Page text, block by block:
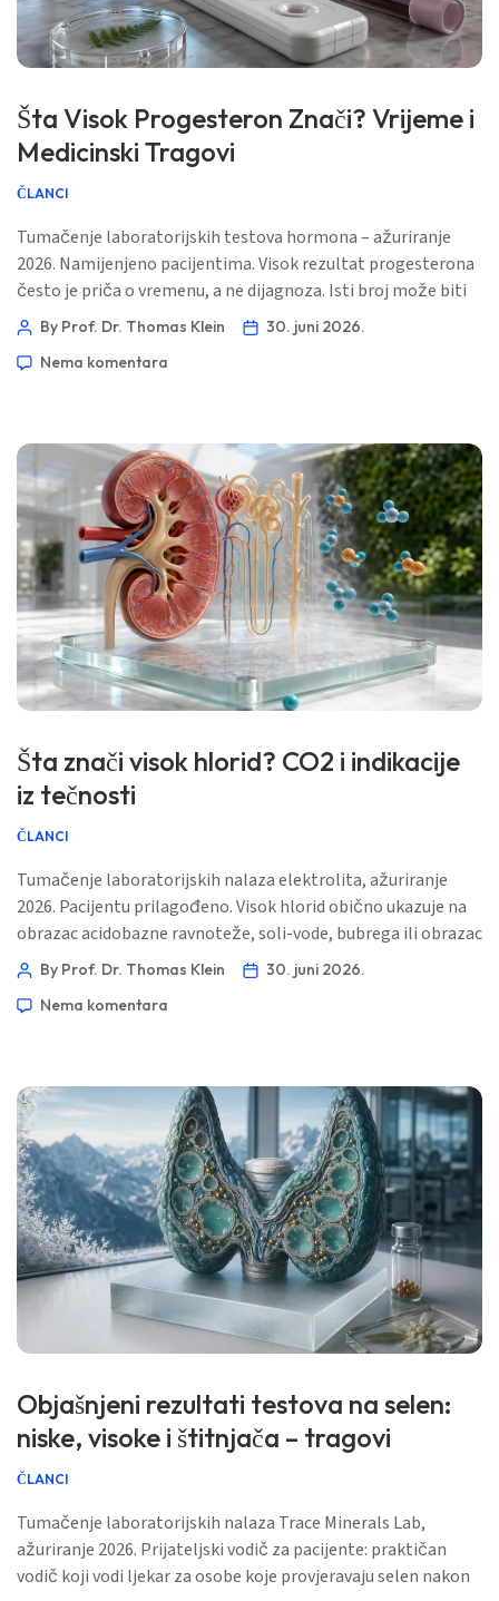
Šta Visok Progesteron Znači? Vrijeme i
Medicinski Tragovi
ČLANCI
Tumačenje laboratorijskih testova hormona – ažuriranje
2026. Namijenjeno pacijentima. Visok rezultat progesterona
često je priča o vremenu, a ne dijagnoza. Isti broj može biti
umirujuć, zavaravajući ili vrijedan daljnjeg ispitivanja, ovisno o
📖 ~10-12 minuta 📅 30. juni 2026 📝 Objavljeno: 30. juni 2026
By Prof. Dr. Thomas Klein
30. juni 2026.
Nema komentara
Šta znači visok hlorid? CO2 i indikacije
iz tečnosti
ČLANCI
Tumačenje laboratorijskih nalaza elektrolita, ažuriranje
2026. Pacijentu prilagođeno. Visok hlorid obično ukazuje na
obrazac acidobazne ravnoteže, soli-vode, bubrega ili obrazac
intravenske (IV) tečnosti. Broj postaje klinički koristan tek
kreatininom, eGFR, BUN i nedavnim gubicima tečnosti. 📖
By Prof. Dr. Thomas Klein
30. juni 2026.
Nema komentara
Objašnjeni rezultati testova na selen:
niske, visoke i štitnjača – tragovi
ČLANCI
Tumačenje laboratorijskih nalaza Trace Minerals Lab,
ažuriranje 2026. Prijateljski vodič za pacijente: praktičan
vodič koji vodi ljekar za osobe koje provjeravaju selen nakon